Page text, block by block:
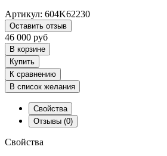
Артикул: 604K62230
Оставить отзыв
46 000 руб
В корзине
Купить
К сравнению
В список желания
Свойства
Отзывы (0)
Свойства